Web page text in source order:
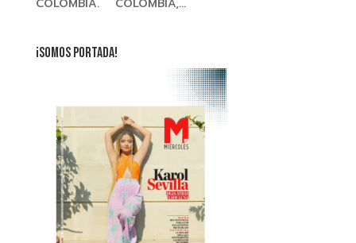
COLOMBIA. COLOMBIA,...
¡SOMOS PORTADA!